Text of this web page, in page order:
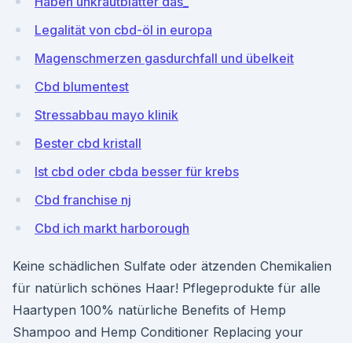
Legalität von cbd-öl in europa
Magenschmerzen gasdurchfall und übelkeit
Cbd blumentest
Stressabbau mayo klinik
Bester cbd kristall
Ist cbd oder cbda besser für krebs
Cbd franchise nj
Cbd ich markt harborough
Keine schädlichen Sulfate oder ätzenden Chemikalien
für natürlich schönes Haar! Pflegeprodukte für alle
Haartypen 100% natürliche Benefits of Hemp
Shampoo and Hemp Conditioner Replacing your